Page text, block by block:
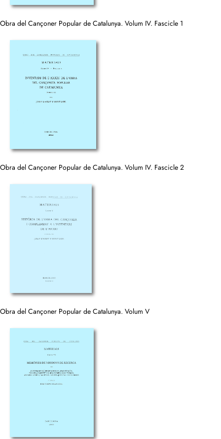
Obra del Cançoner Popular de Catalunya. Volum IV. Fascicle 1
Obra del Cançoner Popular de Catalunya. Volum IV. Fascicle 2
Obra del Cançoner Popular de Catalunya. Volum V